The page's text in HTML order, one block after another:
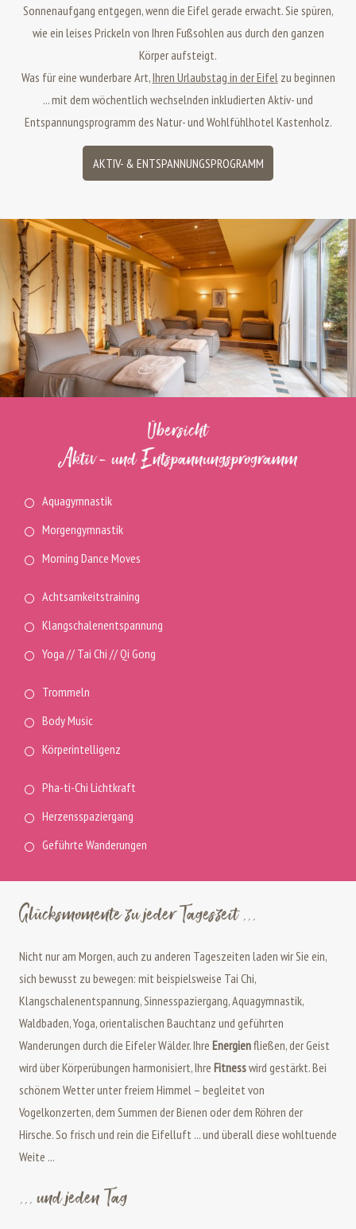
Sonnenaufgang entgegen, wenn die Eifel gerade erwacht. Sie spüren,
wie ein leises Prickeln von Ihren Fußsohlen aus durch den ganzen
Körper aufsteigt.
Was für eine wunderbare Art,Ihren Urlaubstag in der Eifelzu beginnen
... mit dem wöchentlich wechselnden inkludierten Aktiv- und
Entspannungsprogramm des Natur- und Wohlfühlhotel Kastenholz.
AKTIV- & ENTSPANNUNGSPROGRAMM
Übersicht
Aktiv- und Entspannungsprogramm
Aquagymnastik
Morgengymnastik
Morning Dance Moves
Achtsamkeitstraining
Klangschalenentspannung
Yoga // Tai Chi // Qi Gong
Trommeln
Body Music
Körperintelligenz
Pha-ti-Chi Lichtkraft
Herzensspaziergang
Geführte Wanderungen
Glücksmomente zu jeder Tageszeit ...
Nicht nur am Morgen, auch zu anderen Tageszeiten laden wir Sie ein,
sich bewusst zu bewegen: mit beispielsweise Tai Chi,
Klangschalenentspannung, Sinnesspaziergang, Aquagymnastik,
Waldbaden, Yoga, orientalischen Bauchtanz und geführten
Wanderungen durch die Eifeler Wälder. Ihre Energienfließen, der Geist
wird über Körperübungen harmonisiert, Ihre Fitnesswird gestärkt. Bei
schönem Wetter unter freiem Himmel – begleitet von
Vogelkonzerten, dem Summen der Bienen oder dem Röhren der
Hirsche. So frisch und rein die Eifelluft ... und überall diese wohltuende
Weite ...
... und jeden Tag